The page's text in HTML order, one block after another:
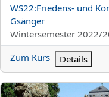
Kursname
WS22:Friedens- und
Gsänger
Kursbereich
Wintersemester 2022/
Zum Kurs
Details
WS22:Friedens- und